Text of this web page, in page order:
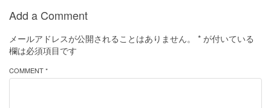
Add a Comment
メールアドレスが公開されることはありません。 * が付いている
欄は必須項目です
COMMENT *